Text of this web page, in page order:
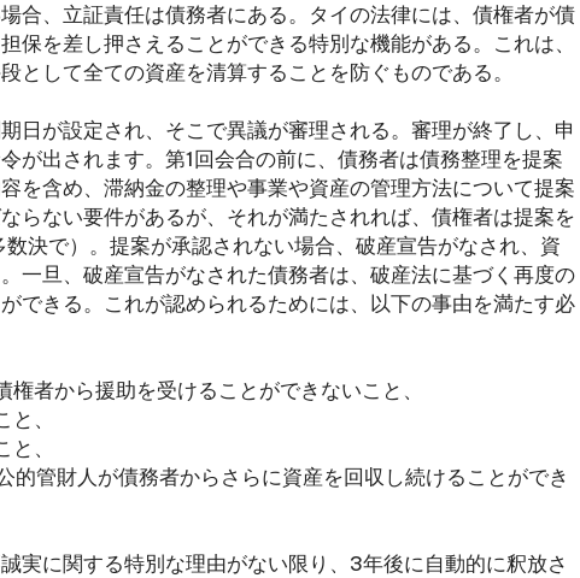
合、立証責任は債務者にある。タイの法律には、債権者が債
保を差し押さえることができる特別な機能がある。これは、
として全ての資産を清算することを防ぐものである。
日が設定され、そこで異議が審理される。審理が終了し、申
が出されます。第1回会合の前に、債務者は債務整理を提案
を含め、滞納金の整理や事業や資産の管理方法について提案
らない要件があるが、それが満たされれば、債権者は提案を
決で）。提案が承認されない場合、破産宣告がなされ、資
一旦、破産宣告がなされた債務者は、破産法に基づく再度の
できる。これが認められるためには、以下の事由を満たす必
者から援助を受けることができないこと、
、
、
管財人が債務者からさらに資産を回収し続けることができ
実に関する特別な理由がない限り、3年後に自動的に釈放さ